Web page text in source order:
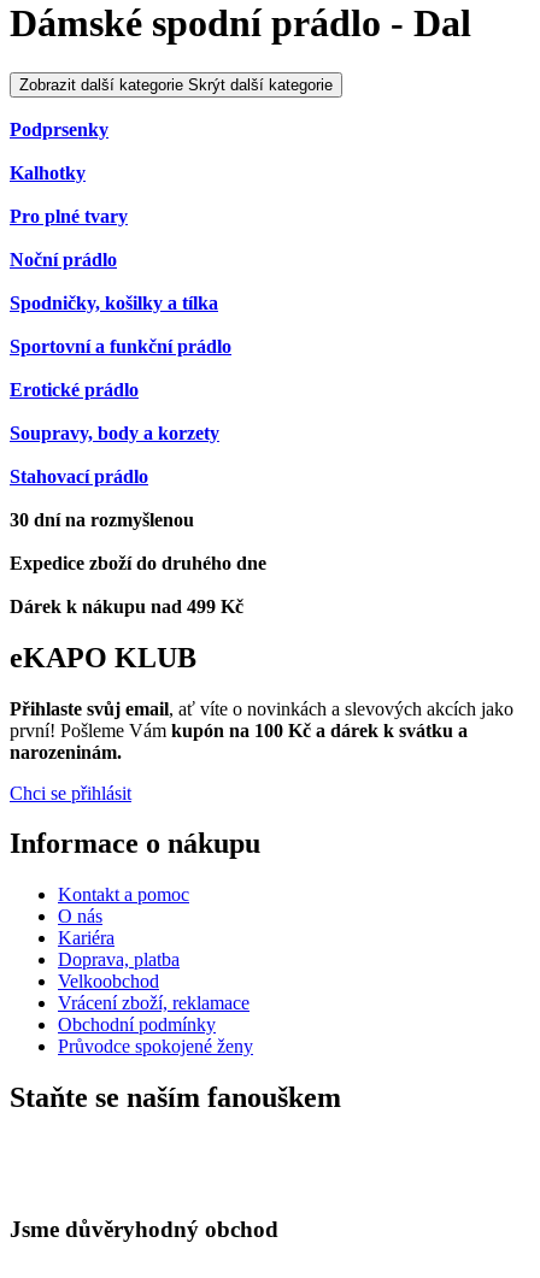
Dámské spodní prádlo - Dal
Zobrazit další kategorie Skrýt další kategorie
Podprsenky
Kalhotky
Pro plné tvary
Noční prádlo
Spodničky, košilky a tílka
Sportovní a funkční prádlo
Erotické prádlo
Soupravy, body a korzety
Stahovací prádlo
30 dní na rozmyšlenou
Expedice zboží do druhého dne
Dárek k nákupu nad 499 Kč
eKAPO KLUB
Přihlaste svůj email, ať víte o novinkách a slevových akcích jako
první! Pošleme Vám kupón na 100 Kč a dárek k svátku a
narozeninám.
Chci se přihlásit
Informace o nákupu
Kontakt a pomoc
O nás
Kariéra
Doprava, platba
Velkoobchod
Vrácení zboží, reklamace
Obchodní podmínky
Průvodce spokojené ženy
Staňte se naším fanouškem
Jsme důvěryhodný obchod